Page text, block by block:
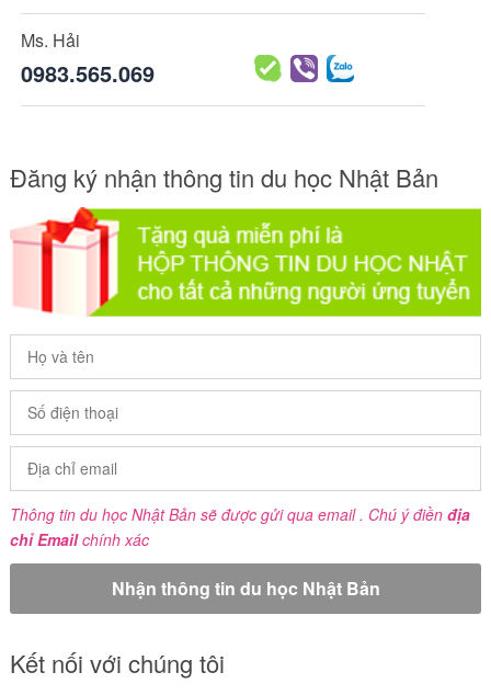
Ms. Hải
0983.565.069
Đăng ký nhận thông tin du học Nhật Bản
Thông tin du học Nhật Bản sẽ được gửi qua email . Chú ý điền địa
chỉ Emailchính xác
Kết nối với chúng tôi